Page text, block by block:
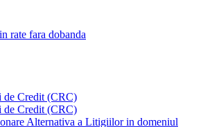
rate fara dobanda
de Credit (CRC)
de Credit (CRC)
Alternativa a Litigiilor in domeniul